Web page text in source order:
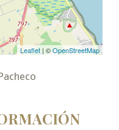
Leaflet | ©OpenStreetMap